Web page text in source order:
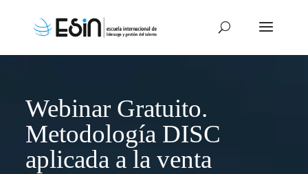
Webinar Gratuito.
Metodología DISC
aplicada a la venta